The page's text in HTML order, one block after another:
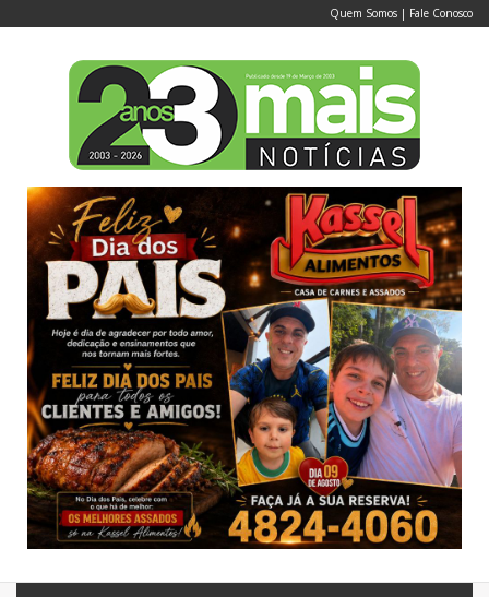
Quem Somos | Fale Conosco